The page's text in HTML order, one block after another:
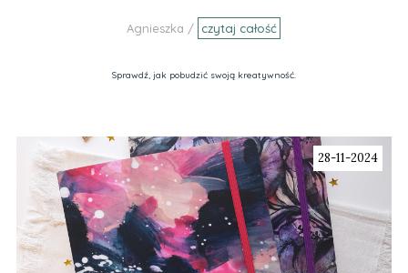
Agnieszka / czytaj całość
Sprawdź, jak pobudzić swoją kreatywność.
28-11-2024